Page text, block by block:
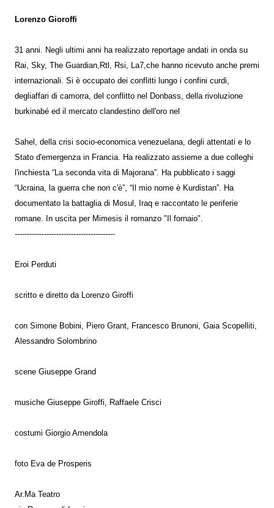
Lorenzo Gioroffi
31 anni. Negli ultimi anni ha realizzato reportage andati in onda su
Rai, Sky, The Guardian,Rtl, Rsi, La7,che hanno ricevuto anche premi
internazionali. Si è occupato dei conflitti lungo i confini curdi,
degliaffari di camorra, del conflitto nel Donbass, della rivoluzione
burkinabé ed il mercato clandestino dell'oro nel
Sahel, della crisi socio-economica venezuelana, degli attentati e lo
Stato d'emergenza in Francia. Ha realizzato assieme a due colleghi
l'inchiesta “La seconda vita di Majorana”. Ha pubblicato i saggi
“Ucraina, la guerra che non c'è”, “Il mio nome è Kurdistan”. Ha
documentato la battaglia di Mosul, Iraq e raccontato le periferie
romane. In uscita per Mimesis il romanzo "Il fornaio".
-----------------------------------------
Eroi Perduti
scritto e diretto da Lorenzo Giroffi
con Simone Bobini, Piero Grant, Francesco Brunoni, Gaia Scopelliti,
Alessandro Solombrino
scene Giuseppe Grand
musiche Giuseppe Giroffi, Raffaele Crisci
costumi Giorgio Amendola
foto Eva de Prosperis
Ar.Ma Teatro